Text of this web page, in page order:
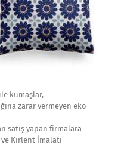
kumaşlar,
zarar vermeyen eko-
satış yapan firmalara
Kırlent İmalatı